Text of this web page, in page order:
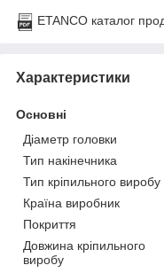
ETANCO каталог
Характеристики
Основні
Діаметр головки
Тип накінечника
Тип кріпильного виробу
Країна виробник
Покриття
Довжина кріпильного
виробу